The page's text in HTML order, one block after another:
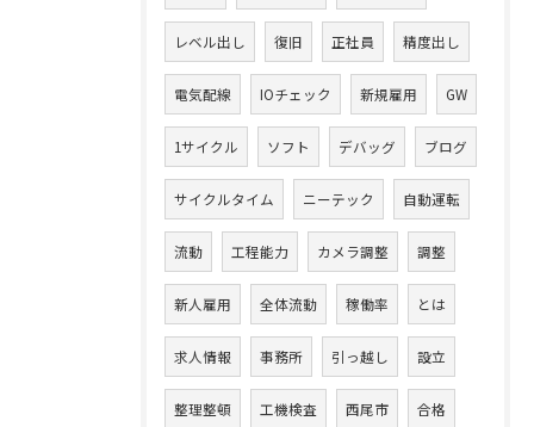
レベル出し 復旧 正社員 精度出し
電気配線 IOチェック 新規雇用 GW
1サイクル ソフト デバッグ ブログ
サイクルタイム ニーテック 自動運転
流動 工程能力 カメラ調整 調整
新人雇用 全体流動 稼働率 とは
求人情報 事務所 引っ越し 設立
整理整頓 工機検査 西尾市 合格